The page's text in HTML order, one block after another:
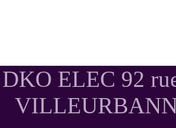
DKO ELEC 92